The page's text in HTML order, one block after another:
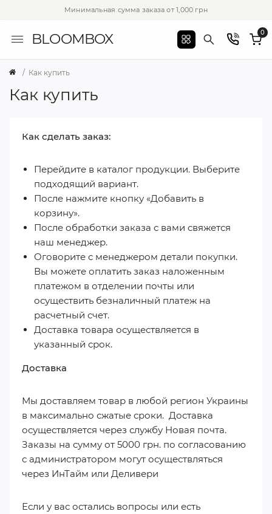
Минимальная сумма заказа от 1,000 грн
BLOOMBOX 0
Как купить
Как купить
Как сделать заказ:
Перейдите в каталог продукции. Выберите
подходящий вариант.
После нажмите кнопку «Добавить в
корзину».
После обработки заказа с вами свяжется
наш менеджер.
Оговорите с менеджером детали покупки.
Вы можете оплатить заказ наложенным
платежом в отделении почты или
осуществить безналичный платеж на
расчетный счет.
Доставка товара осуществляется в
указанный срок.
Доставка
Мы доставляем товар в любой регион Украины
в максимально сжатые сроки. Доставка
осуществляется через службу Новая почта.
Заказы на сумму от 5000 грн. по согласованию
с администратором могут осуществляться
через ИнТайм или Деливери
Если у вас остались вопросы или есть